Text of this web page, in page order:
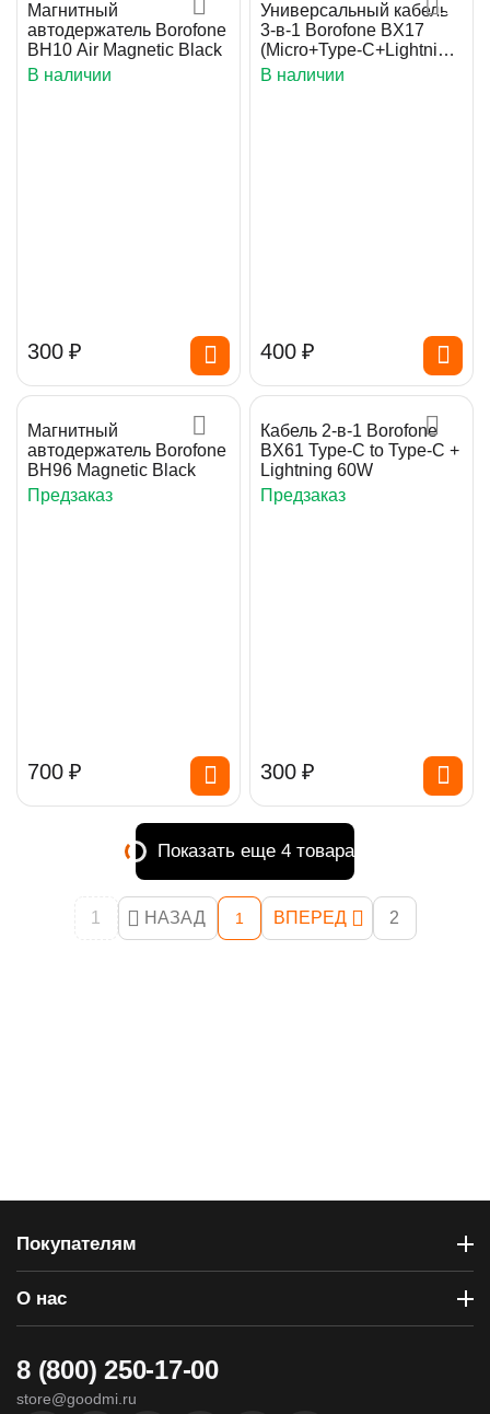
Магнитный
автодержатель Borofone
BH10 Air Magnetic Black
В наличии
‍300‍ ₽
Универсальный кабель
3-в-1 Borofone BX17
(Micro+Type-C+Lightning)
White
В наличии
‍400‍ ₽
Магнитный
автодержатель Borofone
BH96 Magnetic Black
Предзаказ
‍700‍ ₽
Кабель 2-в-1 Borofone
BX61 Type-C to Type-C +
Lightning 60W
Предзаказ
‍300‍ ₽
Показать еще 4 товара
1 НАЗАД 1 ВПЕРЕД 2
Покупателям
О нас
8 (800) 250-17-00
store@goodmi.ru